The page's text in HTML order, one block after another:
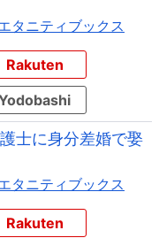
タニティブックス
Rakuten
士に身分差婚で娶
タニティブックス
Rakuten